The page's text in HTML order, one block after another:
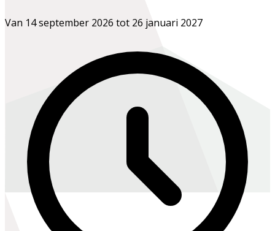
Van 14 september 2026 tot 26 januari 2027